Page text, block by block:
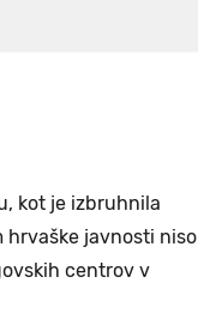
kot je izbruhnila
hrvaške javnosti niso
centrov v